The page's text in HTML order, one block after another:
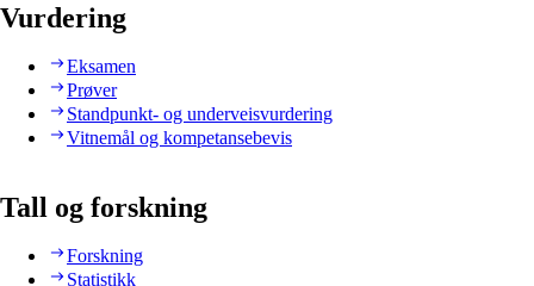
Vurdering
Eksamen
Prøver
Standpunkt- og underveisvurdering
Vitnemål og kompetansebevis
Tall og forskning
Forskning
Statistikk